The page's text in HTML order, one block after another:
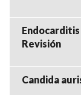
Revisión
Candida